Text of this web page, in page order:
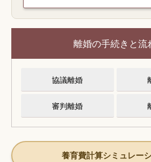
離婚の手続きと流
協議離婚
審判離婚
養育費計算シミュレー